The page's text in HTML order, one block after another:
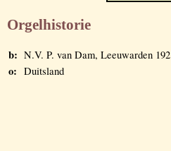
Orgelhistorie
b: N.V. P. van Dam, Leeuwarden
o: Duitsland